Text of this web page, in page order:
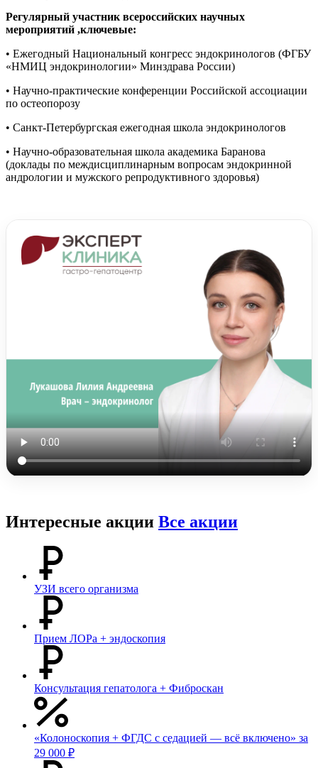
Регулярный участник всероссийских научных
мероприятий ,ключевые:
• Ежегодный Национальный конгресс эндокринологов (ФГБУ
«НМИЦ эндокринологии» Минздрава России)
• Научно-практические конференции Российской ассоциации
по остеопорозу
• Санкт-Петербургская ежегодная школа эндокринологов
• Научно-образовательная школа академика Баранова
(доклады по междисциплинарным вопросам эндокринной
андрологии и мужского репродуктивного здоровья)
Интересные акции Все акции
УЗИ всего организма
Прием ЛОРа + эндоскопия
Консультация гепатолога + Фиброскан
«Колоноскопия + ФГДС с седацией — всё включено» за
29 000 ₽